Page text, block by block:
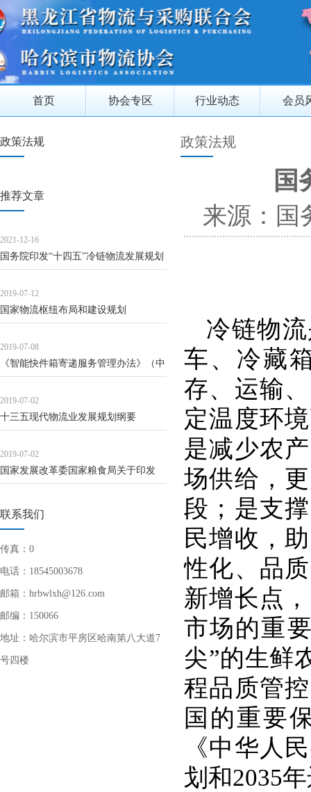
首页 协会专区 行业动态 会员
政策法规
推荐文章
2021-12-16
国务院印发“十四五”冷链物流发展规划
2019-07-12
国家物流枢纽布局和建设规划
2019-07-08
《智能快件箱寄递服务管理办法》（中
2019-07-02
十三五现代物流业发展规划纲要
2019-07-02
国家发展改革委国家粮食局关于印发
联系我们
传真：0
电话：18545003678
邮箱：hrbwlxh@126.com
邮编：150066
地址：哈尔滨市平房区哈南第八大道7
号四楼
政策法规
国
来源：国
冷链物
车、冷藏
存、运输
定温度环
是减少农
场供给，
段；是支
民增收，
性化、品
新增长点
市场的重
尖”的生鲜
程品质管
国的重要
《中华人
划和2035